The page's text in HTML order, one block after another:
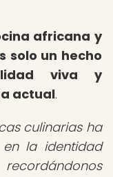
africana y
solo un hecho
viva y
actual.
culinarias ha
la identidad